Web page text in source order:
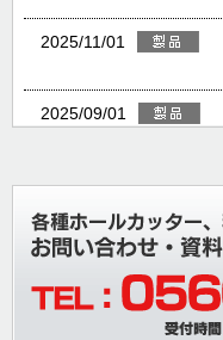
2025/11/01
2025/09/01
2025/08/06
2025/07/26